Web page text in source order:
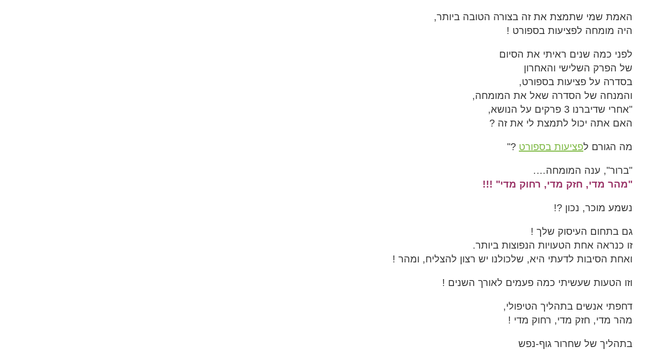
המלצות בתחום היוגה
האמת שמי שתמצת את זה בצורה הטובה ביותר,
היה מומחה לפציעות בספורט !
לפני כמה שנים ראיתי את הסיום
של הפרק השלישי והאחרון
בסדרה על פציעות בספורט,
והמנחה של הסדרה שאל את המומחה,
"אחרי שדיברנו 3 פרקים על הנושא,
האם אתה יכול לתמצת לי את זה ?
מה הגורם לפציעות בספורט ?"
"ברור", ענה המומחה….
"מהר מדי, חזק מדי, רחוק מדי" !!!
נשמע מוכר, נכון ?!
גם בתחום העיסוק שלך !
זו כנראה אחת הטעויות הנפוצות ביותר.
ואחת הסיבות לדעתי היא, שלכולנו יש רצון להצליח, ומהר !
וזו הטעות שעשיתי כמה פעמים לאורך השנים !
דחפתי אנשים בתהליך הטיפולי,
מהר מדי, חזק מדי, רחוק מדי !
בתהליך של שחרור גוף-נפש